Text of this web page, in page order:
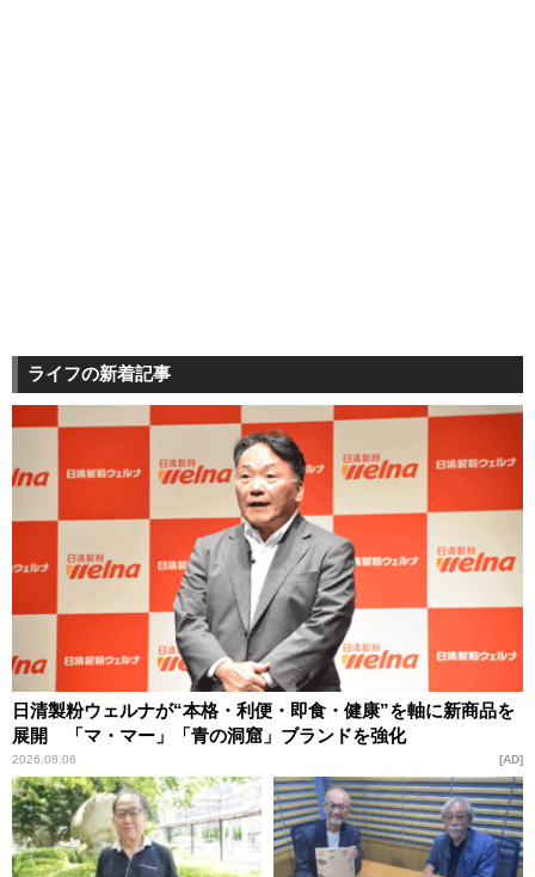
ライフの新着記事
日清製粉ウェルナが“本格・利便・即食・健康”を軸に新商品を
展開 「マ・マー」「青の洞窟」ブランドを強化
2026.08.06 AD